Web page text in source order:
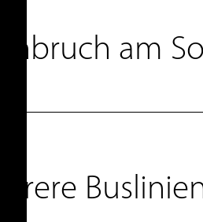
am